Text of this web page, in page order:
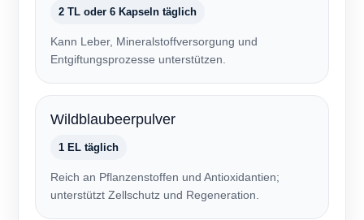
2 TL oder 6 Kapseln täglich
Kann Leber, Mineralstoffversorgung und
Entgiftungsprozesse unterstützen.
Wildblaubeerpulver
1 EL täglich
Reich an Pflanzenstoffen und Antioxidantien;
unterstützt Zellschutz und Regeneration.